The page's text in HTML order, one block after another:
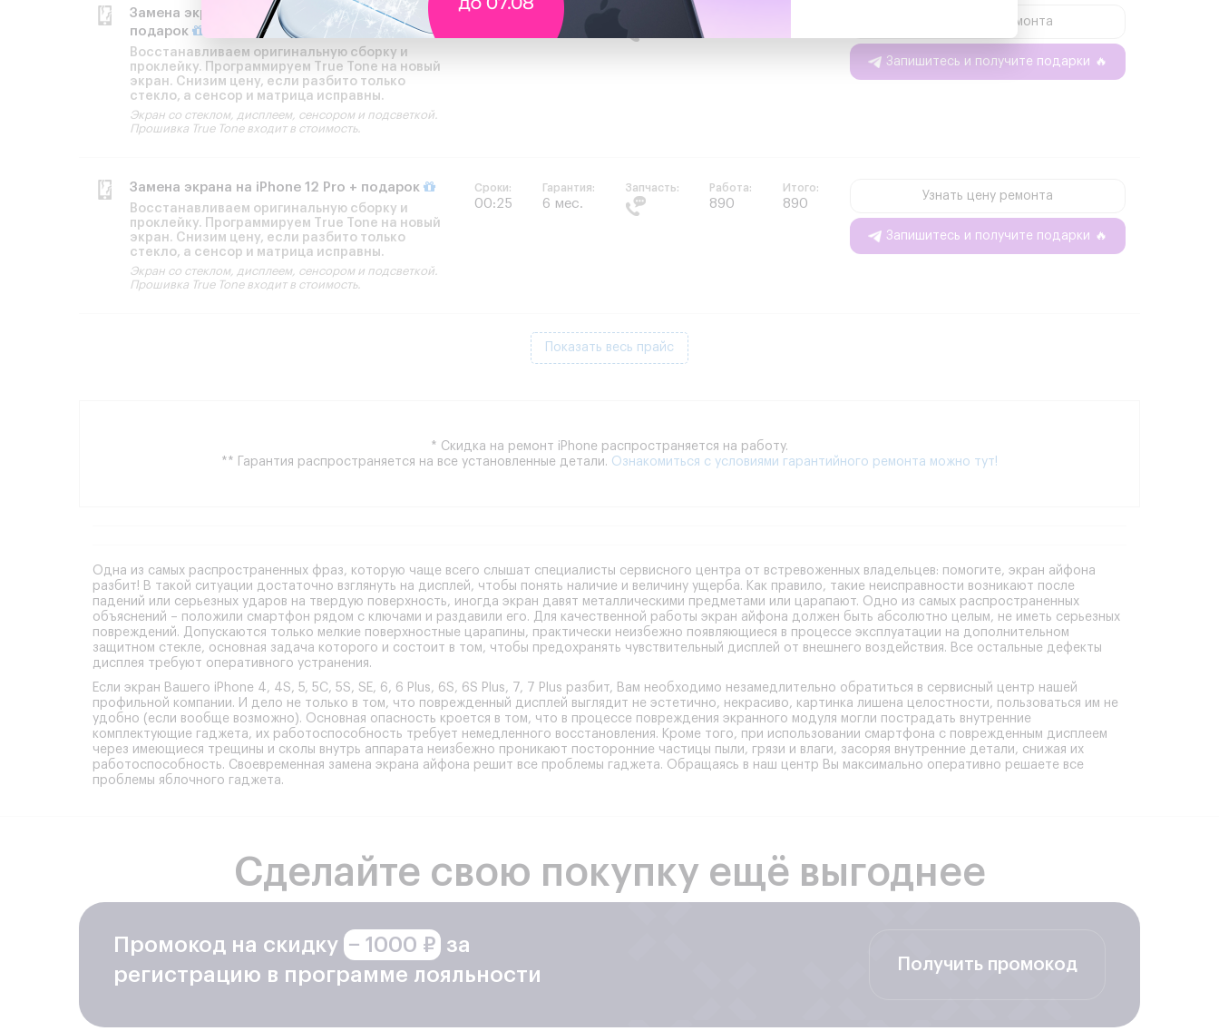
Замена экрана на iPhone 12 Pro Max +
подарок
Восстанавливаем оригинальную сборку и
проклейку. Программируем True Tone на новый
экран. Снизим цену, если разбито только
стекло, а сенсор и матрица исправны.
Экран со стеклом, дисплеем, сенсором и подсветкой.
Прошивка True Tone входит в стоимость.
Сроки: Гарантия:
6 мес.
Узнать цену ремонта
Запишитесь и получите подарки 🔥
Замена экрана на iPhone 12 Pro + подарок
Восстанавливаем оригинальную сборку и
проклейку. Программируем True Tone на новый
экран. Снизим цену, если разбито только
стекло, а сенсор и матрица исправны.
Экран со стеклом, дисплеем, сенсором и подсветкой.
Прошивка True Tone входит в стоимость.
Сроки:
00:25
Гарантия:
6 мес.
Запчасть: Работа:
890
Итого:
890
Узнать цену ремонта
Запишитесь и получите подарки 🔥
Показать весь прайс
* Скидка на ремонт iPhone распространяется на работу.
** Гарантия распространяется на все установленные детали. Ознакомиться с условиями гарантийного ремонта можно тут!
Одна из самых распространенных фраз, которую чаще всего слышат специалисты сервисного центра от встревоженных владельцев: помогите, экран айфона
разбит! В такой ситуации достаточно взглянуть на дисплей, чтобы понять наличие и величину ущерба. Как правило, такие неисправности возникают после
падений или серьезных ударов на твердую поверхность, иногда экран давят металлическими предметами или царапают. Одно из самых распространенных
объяснений – положили смартфон рядом с ключами и раздавили его. Для качественной работы экран айфона должен быть абсолютно целым, не иметь серьезных
повреждений. Допускаются только мелкие поверхностные царапины, практически неизбежно появляющиеся в процессе эксплуатации на дополнительном
защитном стекле, основная задача которого и состоит в том, чтобы предохранять чувствительный дисплей от внешнего воздействия. Все остальные дефекты
дисплея требуют оперативного устранения.
Если экран Вашего iPhone 4, 4S, 5, 5C, 5S, SE, 6, 6 Plus, 6S, 6S Plus, 7, 7 Plus разбит, Вам необходимо незамедлительно обратиться в сервисный центр нашей
профильной компании. И дело не только в том, что поврежденный дисплей выглядит не эстетично, некрасиво, картинка лишена целостности, пользоваться им не
удобно (если вообще возможно). Основная опасность кроется в том, что в процессе повреждения экранного модуля могли пострадать внутренние
комплектующие гаджета, их работоспособность требует немедленного восстановления. Кроме того, при использовании смартфона с поврежденным дисплеем
через имеющиеся трещины и сколы внутрь аппарата неизбежно проникают посторонние частицы пыли, грязи и влаги, засоряя внутренние детали, снижая их
работоспособность. Своевременная замена экрана айфона решит все проблемы гаджета. Обращаясь в наш центр Вы максимально оперативно решаете все
проблемы яблочного гаджета.
Сделайте свою покупку ещё выгоднее
Промокод на скидку − 1000 ₽ за
регистрацию в программе лояльности
Получить промокод